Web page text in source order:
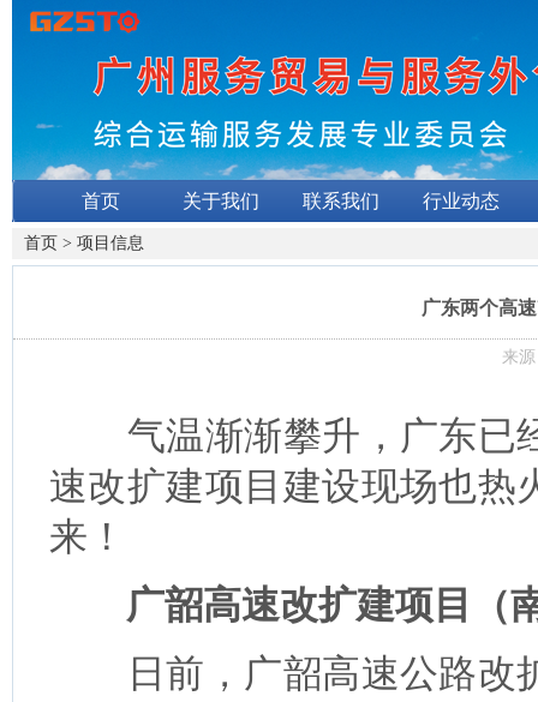
首页 关于我们 联系我们 行业动态
首页 > 项目信息
广东两个高
来
气温渐渐攀升，广东已
速改扩建项目建设现场也热
来！
广韶高速改扩建项目（南
日前，广韶高速公路改